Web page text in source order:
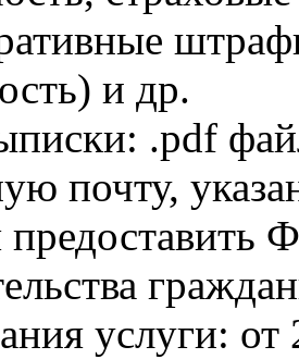
и др.
.pdf
почту,
услуги: от